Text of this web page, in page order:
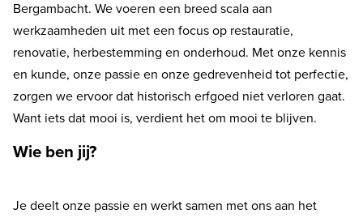
Bergambacht. We voeren een breed scala aan
werkzaamheden uit met een focus op restauratie,
renovatie, herbestemming en onderhoud. Met onze kennis
en kunde, onze passie en onze gedrevenheid tot perfectie,
zorgen we ervoor dat historisch erfgoed niet verloren gaat.
Want iets dat mooi is, verdient het om mooi te blijven.
Wie ben jij?
Je deelt onze passie en werkt samen met ons aan het